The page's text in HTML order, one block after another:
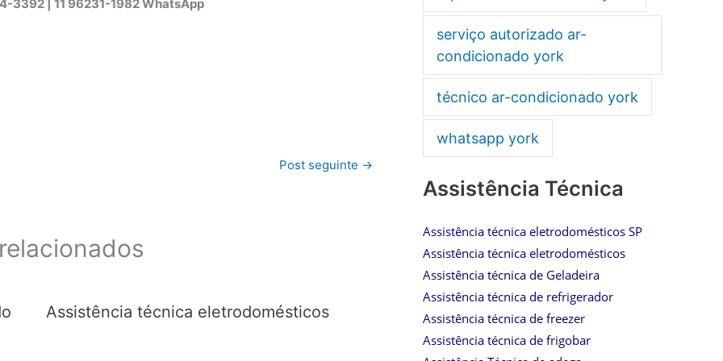
3392 | 11 96231-1982 WhatsApp
Post seguinte →
Assistência técnica eletrodomésticos
serviço autorizado ar-
condicionado york
técnico ar-condicionado york
whatsapp york
Assistência Técnica
Assistência técnica eletrodomésticos SP
Assistência técnica eletrodomésticos
Assistência técnica de Geladeira
Assistência técnica de refrigerador
Assistência técnica de freezer
Assistência técnica de frigobar